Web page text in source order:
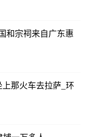
和宗祠来自广东惠
那火车去拉萨_环